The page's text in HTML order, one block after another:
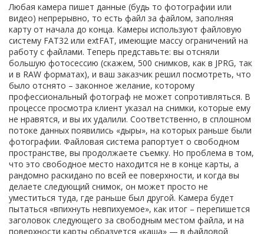
Любая камера пишет данные (будь то фотографии или
видео) непрерывно, то есть файл за файлом, заполняя
карту от начала до конца. Камеры используют файловую
систему FAT32 или extFAT, имеющие массу ограничений на
работу с файлами. Теперь представьте: вы отсняли
большую фотосессию (скажем, 500 снимков, как в JPRG, так
и в RAW форматах), и ваш заказчик решил посмотреть, что
было отснято – законное желание, которому
профессиональный фотограф не может сопротивляться. В
процессе просмотра клиент указал на снимки, которые ему
не нравятся, и вы их удалили. Соответственно, в сплошном
потоке данных появились «дыры», на которых раньше были
фотографии. Файловая система рапортует о свободном
пространстве, вы продолжаете съемку. Но проблема в том,
что это свободное место находится не в конце карты, а
рандомно раскидано по всей ее поверхности, и когда вы
делаете следующий снимок, он может просто не
уместиться туда, где раньше был другой. Камера будет
пытаться «впихнуть невпихуемое», как итог – перепишется
заголовок следующего за свободным местом файла, и на
поверхности карты образуется «каша» — в файловой